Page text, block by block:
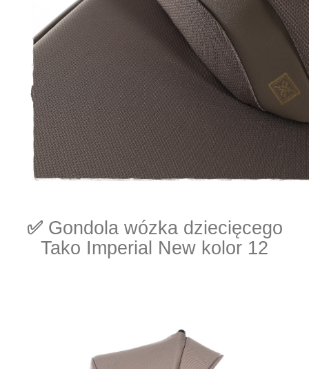
✅ Gondola wózka dziecięcego
Tako Imperial New kolor 12